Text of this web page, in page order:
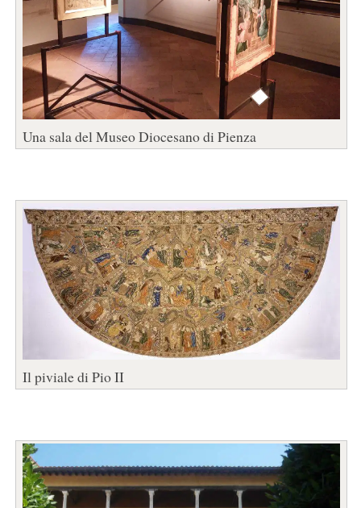
Una sala del Museo Diocesano di Pienza
Il piviale di Pio II